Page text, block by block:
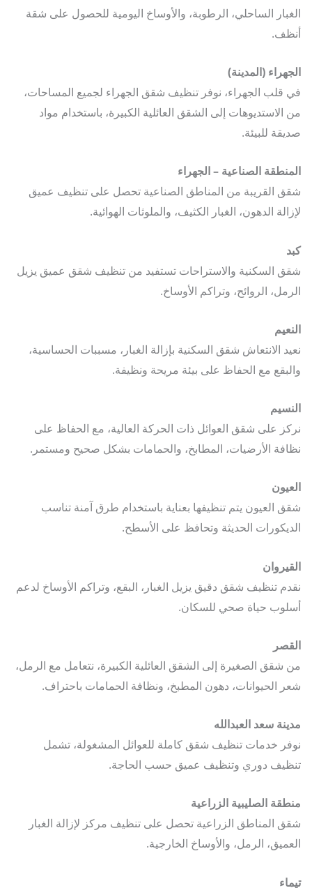
الساحلي، الرطوبة، والأوساخ اليومية للحصول على شقة
(المدينة)
الجهراء، نوفر تنظيف شقق الجهراء لجميع المساحات،
إلى الشقق العائلية الكبيرة، باستخدام مواد
للبيئة.
الصناعية – الجهراء
القريبة من المناطق الصناعية تحصل على تنظيف عميق
الدهون، الغبار الكثيف، والملوثات الهوائية.
السكنية والاستراحات تستفيد من تنظيف شقق عميق يزيل
الروائح، وتراكم الأوساخ.
الانتعاش شقق السكنية بإزالة الغبار، مسببات الحساسية،
مع الحفاظ على بيئة مريحة ونظيفة.
على شقق العوائل ذات الحركة العالية، مع الحفاظ على
الأرضيات، المطابخ، والحمامات بشكل صحيح ومستمر.
العيون يتم تنظيفها بعناية باستخدام طرق آمنة تناسب
الحديثة وتحافظ على الأسطح.
تنظيف شقق دقيق يزيل الغبار، البقع، وتراكم الأوساخ لدعم
حياة صحي للسكان.
الصغيرة إلى الشقق العائلية الكبيرة، نتعامل مع الرمل،
الحيوانات، دهون المطبخ، ونظافة الحمامات باحتراف.
سعد العبدالله
خدمات تنظيف شقق كاملة للعوائل المشغولة، تشمل
دوري وتنظيف عميق حسب الحاجة.
الصليبية الزراعية
المناطق الزراعية تحصل على تنظيف مركز لإزالة الغبار
الرمل، والأوساخ الخارجية.